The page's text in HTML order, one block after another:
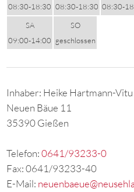
08:30-18:30 08:30-18:30 08:30-
SA
09:00-14:00
SO
geschlossen
Inhaber: Heike Hartmann-
Neuen Bäue 11
35390 Gießen
Telefon:0641/93233-0
Fax: 0641/93233-40
E-Mail: